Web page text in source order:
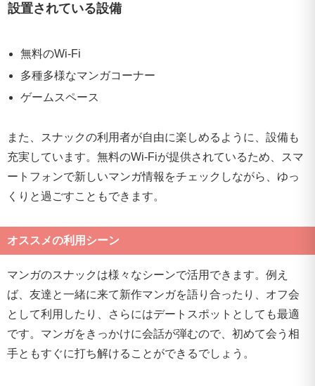
設置されている設備
無料のWi-Fi
多種多様なマンガコーナー
ゲームスペース
また、スナックの利用者が自由に楽しめるように、設備も
充実しています。無料のWi-Fiが提供されているため、スマ
ートフォンで新しいマンガ情報をチェックしながら、ゆっ
くりと過ごすこともできます。
オススメの利用シーン
マンガのスナックは様々なシーンで活用できます。例え
ば、友達と一緒に来て新作マンガを語り合ったり、オフ会
として利用したり、さらにはデートスポットとしても最適
です。マンガをきっかけに会話が弾むので、初めて会う相
手ともすぐに打ち解けることができるでしょう。